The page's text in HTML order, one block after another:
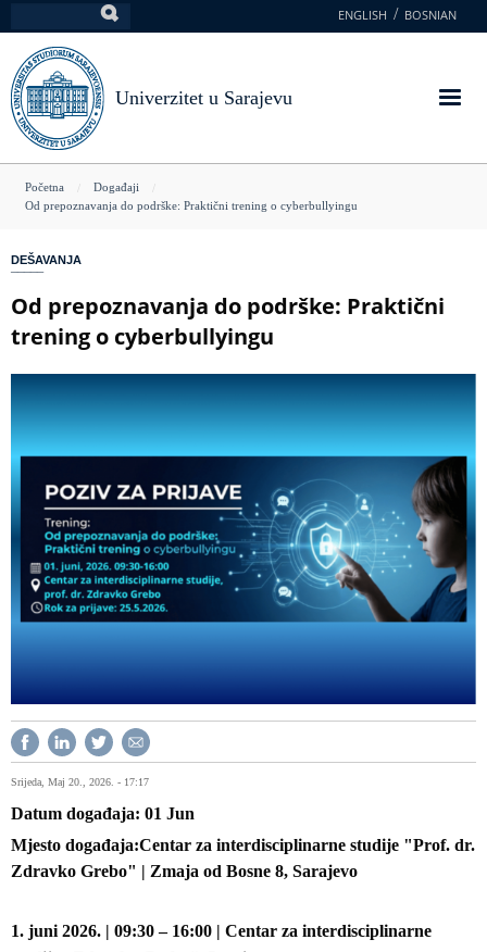
na
glavni
sadržaj
ENGLISH BOSNIAN
Univerzitet u Sarajevu
You
here
Početna
Događaji
Od prepoznavanja do podrške: Praktični trening o cyberbullyingu
DEŠAVANJA
Od prepoznavanja do podrške: Praktični
trening o cyberbullyingu
Srijeda, Maj 20., 2026. - 17:17
Datum događaja 01 Jun
Mjesto događaja Centar za interdisciplinarne studije "Prof. dr.
Zdravko Grebo" | Zmaja od Bosne 8, Sarajevo
1. juni 2026. | 09:30 – 16:00 | Centar za interdisciplinarne